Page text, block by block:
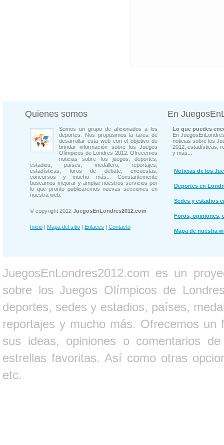
Quienes somos
Somos un grupo de aficionados a los
deportes. Nos propusimos la tarea de
desarrollar esta web con el objetivo de
brindar información sobre los Juegos
Olímpicos de Londres 2012. Ofrecemos
noticias sobre los juegos, deportes,
estadios, países, medallero, reportajes,
estadísticas, foros de debate, encuestas,
concursos y mucho más... Constantemente
buscamos mejorar y ampliar nuestros servicios por
lo que pronto publicaremos nuevas secciones en
nuestra web.
© copyright 2012 JuegosEnLondres2012.com
Inicio | Mapa del sitio | Enlaces | Contacto
En
Lo que puedes
En
noticias sobre los
2012, estadísticas,
y más...
Noticias de los
Deportes en
Sedes y estadios
Foros, opiniones,
Mapa de nuestra
JuegosEnLondres2012.com es un
sobre los Juegos Olímpicos de
deportes, sedes y estadios, países,
reportajes y mucho más. Ofrecemos un
sus ideas, opiniones o comentarios
estrellas favoritas. Así como otras
etc.